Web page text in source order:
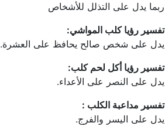
ربما يدل على التذلل للأشخاص
تفسير رؤيا كلب المواشي:
يدل على شخص صالح يحافظ على العشرة.
تفسير رؤيا أكل لحم كلب:
يدل على النصر على الأعداء.
تفسير مداعبة الكلب :
يدل على اليسر والفرج.